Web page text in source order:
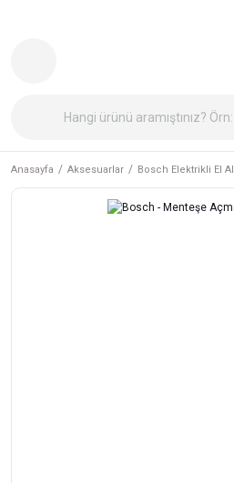
Anasayfa Aksesuarlar Bosch Elektrikli El